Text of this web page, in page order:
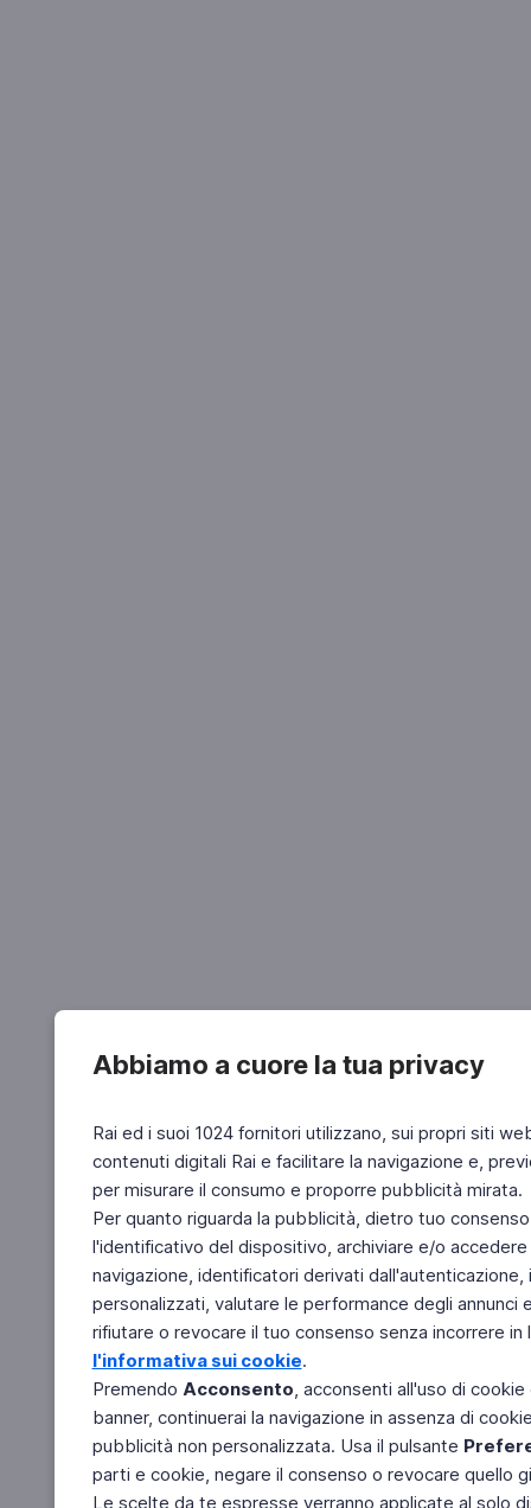
Abbiamo a cuore la tua privacy
Rai ed i suoi 1024 fornitori utilizzano, sui propri siti
contenuti digitali Rai e facilitare la navigazione e,
per misurare il consumo e proporre pubblicità mirata.
Per quanto riguarda la pubblicità, dietro tuo
l'identificativo del dispositivo, archiviare e/o
navigazione, identificatori derivati
personalizzati, valutare le performance degli
rifiutare o revocare il tuo consenso senza incorrere
l'informativa sui cookie.
Premendo Acconsento, acconsenti all'uso di
banner, continuerai la navigazione in assenza di
pubblicità non personalizzata. Usa il pulsante
parti e cookie, negare il consenso o revocare quello
Le scelte da te espresse verranno applicate al solo